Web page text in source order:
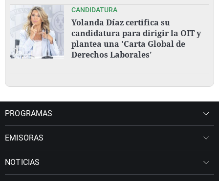
CANDIDATURA
Yolanda Díaz certifica su
candidatura para dirigir la OIT y
plantea una 'Carta Global de
Derechos Laborales'
PROGRAMAS
EMISORAS
NOTICIAS